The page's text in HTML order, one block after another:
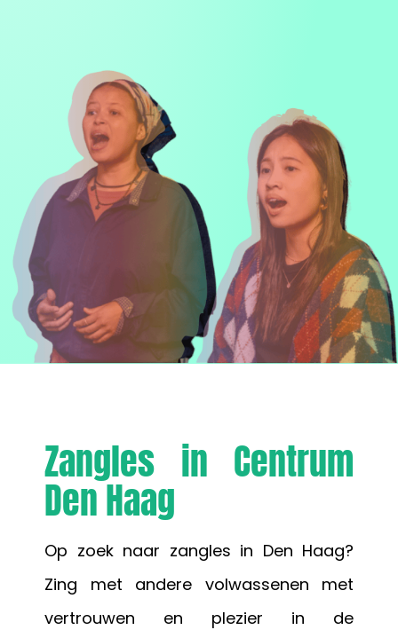
Zangles in Centrum
Den Haag
Op zoek naar zangles in Den Haag?
Zing met andere volwassenen met
vertrouwen en plezier in de